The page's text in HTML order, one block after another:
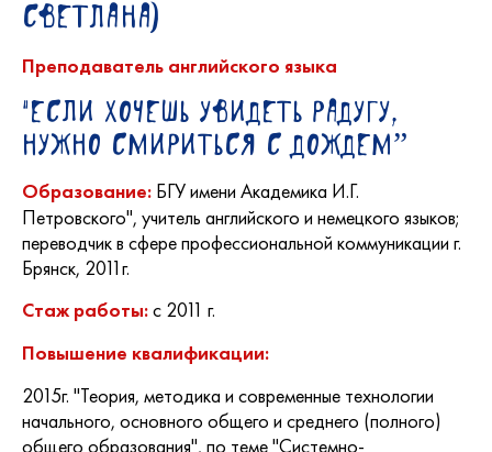
Светлана)
Преподаватель английского языка
"Если хочешь увидеть радугу,
нужно смириться с дождем”
Образование: БГУ имени Академика И.Г.
Петровского", учитель английского и немецкого языков;
переводчик в сфере профессиональной коммуникации г.
Брянск, 2011г.
Стаж работы:с 2011 г.
Повышение квалификации:
2015г. "Теория, методика и современные технологии
начального, основного общего и среднего (полного)
общего образования", по теме "Системно-